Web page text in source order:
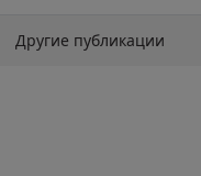
Другие публикации